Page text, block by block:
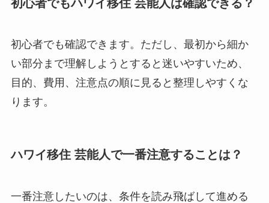
初心者でもハワイ移住 芸能人は確認できる？
初心者でも確認できます。ただし、最初から細か
い部分まで理解しようとすると迷いやすいため、
目的、費用、注意点の順に見ると整理しやすくな
ります。
ハワイ移住 芸能人で一番注意することは？
一番注意したいのは、条件を読み飛ばして進める